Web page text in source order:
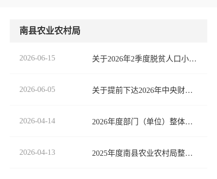
南县农业农村局
2026-06-15 关于2026年2季度脱贫人口小额信贷贴息的公示
2026-06-05 关于提前下达2026年中央财政衔接推进乡村振兴补助资金计划的批复
2026-04-14 2026年度部门（单位）整体绩效目标申报表
2026-04-13 2025年度南县农业农村局整体支出绩效自评报告